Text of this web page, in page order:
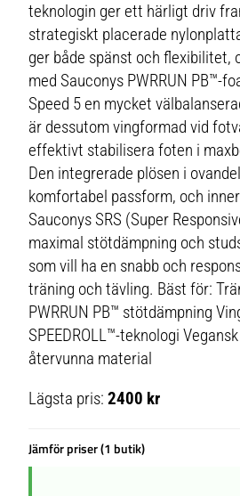
teknologin ger ett härligt driv
strategiskt placerade
ger både spänst och flexibilitet,
med Sauconys PWRRUN PB™-
Speed 5 en mycket
är dessutom vingformad vid
effektivt stabilisera foten i
Den integrerade plösen i
komfortabel passform, och
Sauconys SRS (Super
maximal stötdämpning och
som vill ha en snabb och
träning och tävling. Bäst för:
PWRRUN PB™ stötdämpning
SPEEDROLL™-teknologi
återvunna material
Lägsta pris:2400 kr
Jämför priser (1 butik)